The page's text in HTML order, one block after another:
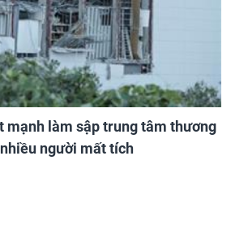
mạnh làm sập trung tâm thương
người mất tích